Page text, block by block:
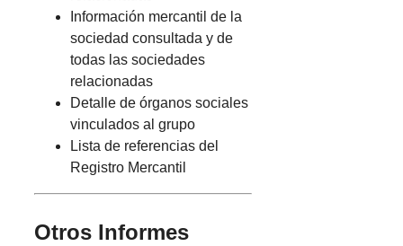
Información mercantil de la
sociedad consultada y de
todas las sociedades
relacionadas
Detalle de órganos sociales
vinculados al grupo
Lista de referencias del
Registro Mercantil
Otros Informes